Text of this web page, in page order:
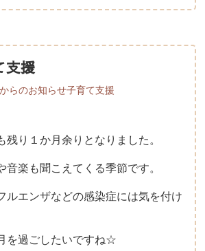
支援
らのお知らせ子育て支援
残り１か月余りとなりました。
音楽も聞こえてくる季節です。
ルエンザなどの感染症には気を付け
を過ごしたいですね☆